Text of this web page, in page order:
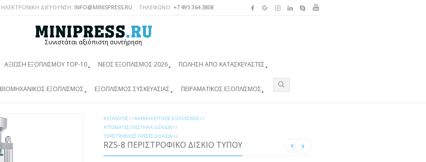
ΗΛΕΚΤΡΟΝΙΚΗ ΔΙΕΥΘΥΝΣΗ: INFO@MINISPRESS.RU ΤΗΛΈΦΩΝΟ: +7 495 364 3808
Συνιστάται αξιόπιστη συντήρηση
ΑΞΊΩΣΗ ΕΞΟΠΛΙΣΜΟΎ TOP-10 ΝΈΟΣ ΕΞΟΠΛΙΣΜΌΣ 2026 ΠΏΛΗΣΗ ΑΠΌ ΚΑΤΑΣΚΕΥΑΣΤΈΣ
ΒΙΟΜΗΧΑΝΙΚΌΣ ΕΞΟΠΛΙΣΜΌΣ ΕΞΟΠΛΙΣΜΌΣ ΣΥΣΚΕΥΑΣΊΑΣ ΠΕΙΡΑΜΑΤΙΚΌΣ ΕΞΟΠΛΙΣΜΌΣ
ΚΑΤΆΛΟΓΟΣ/ /ΦΑΡΜΑΚΕΥΤΙΚΌΣ ΕΞΟΠΛΙΣΜΌΣ/ /
ΑΥΤΌΜΑΤΕΣ ΠΙΕΣΤΉΡΙΑ ΔΙΣΚΊΩΝ / /
ΠΕΡΙΣΤΡΟΦΙΚΈΣ ΠΡΈΣΕΣ ΔΙΣΚΊΩΝ / /
RZS-8 ΠΕΡΙΣΤΡΌΦΙΚO ΔΊΣΚΙO ΤΎΠΟΥ